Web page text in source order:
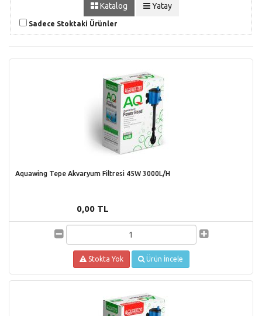
Katalog Yatay
Sadece Stoktaki Ürünler
Aquawing Tepe Akvaryum Filtresi 45W 3000L/H
0,00 TL
Stokta Yok Ürün İncele